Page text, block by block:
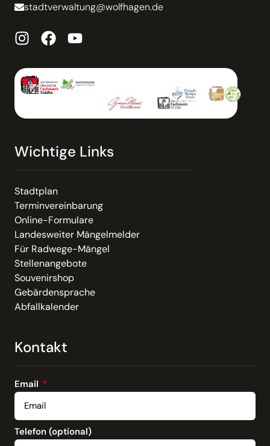
stadtverwaltung@wolfhagen.de
Wichtige Links
Stadtplan
Terminvereinbarung
Online-Formulare
Landesweiter Mängelmelder
Für Radwege-Mängel
Stellenangebote
Souvenirshop
Gebärdensprache
Abfallkalender
Kontakt
Email
Telefon (optional)